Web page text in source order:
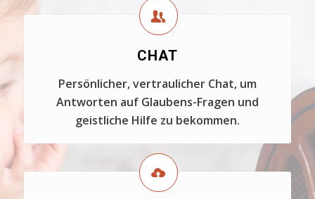
CHAT
Persönlicher, vertraulicher Chat, um
Antworten auf Glaubens-Fragen und
geistliche Hilfe zu bekommen.